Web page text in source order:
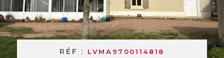
BIENS
RÉF : LVMA9700114818
RECHERCHER